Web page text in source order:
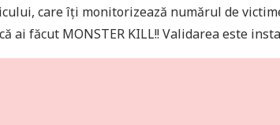
care îți monitorizează numărul de
ai făcut MONSTER KILL!! Validarea este